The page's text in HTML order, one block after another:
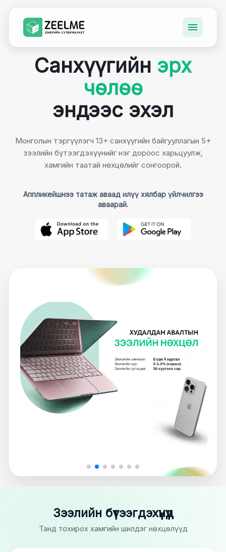
Санхүүгийн эрх
чөлөө
эндээс эхэл
Монголын тэргүүлэгч 13+ санхүүгийн байгууллагын 5+
зээлийн бүтээгдэхүүнийг нэг дороос харьцуулж,
хамгийн таатай нөхцөлийг сонгоорой.
Аппликейшнээ татаж аваад илүү хялбар үйлчилгээ
аваарай.
Зээлийн бүтээгдэхүүнүүд
Танд тохирох хамгийн шилдэг нөхцөлүүд